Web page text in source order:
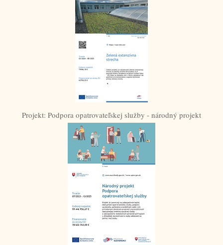
Projekt: Podpora opatrovateľskej služby - národný projekt